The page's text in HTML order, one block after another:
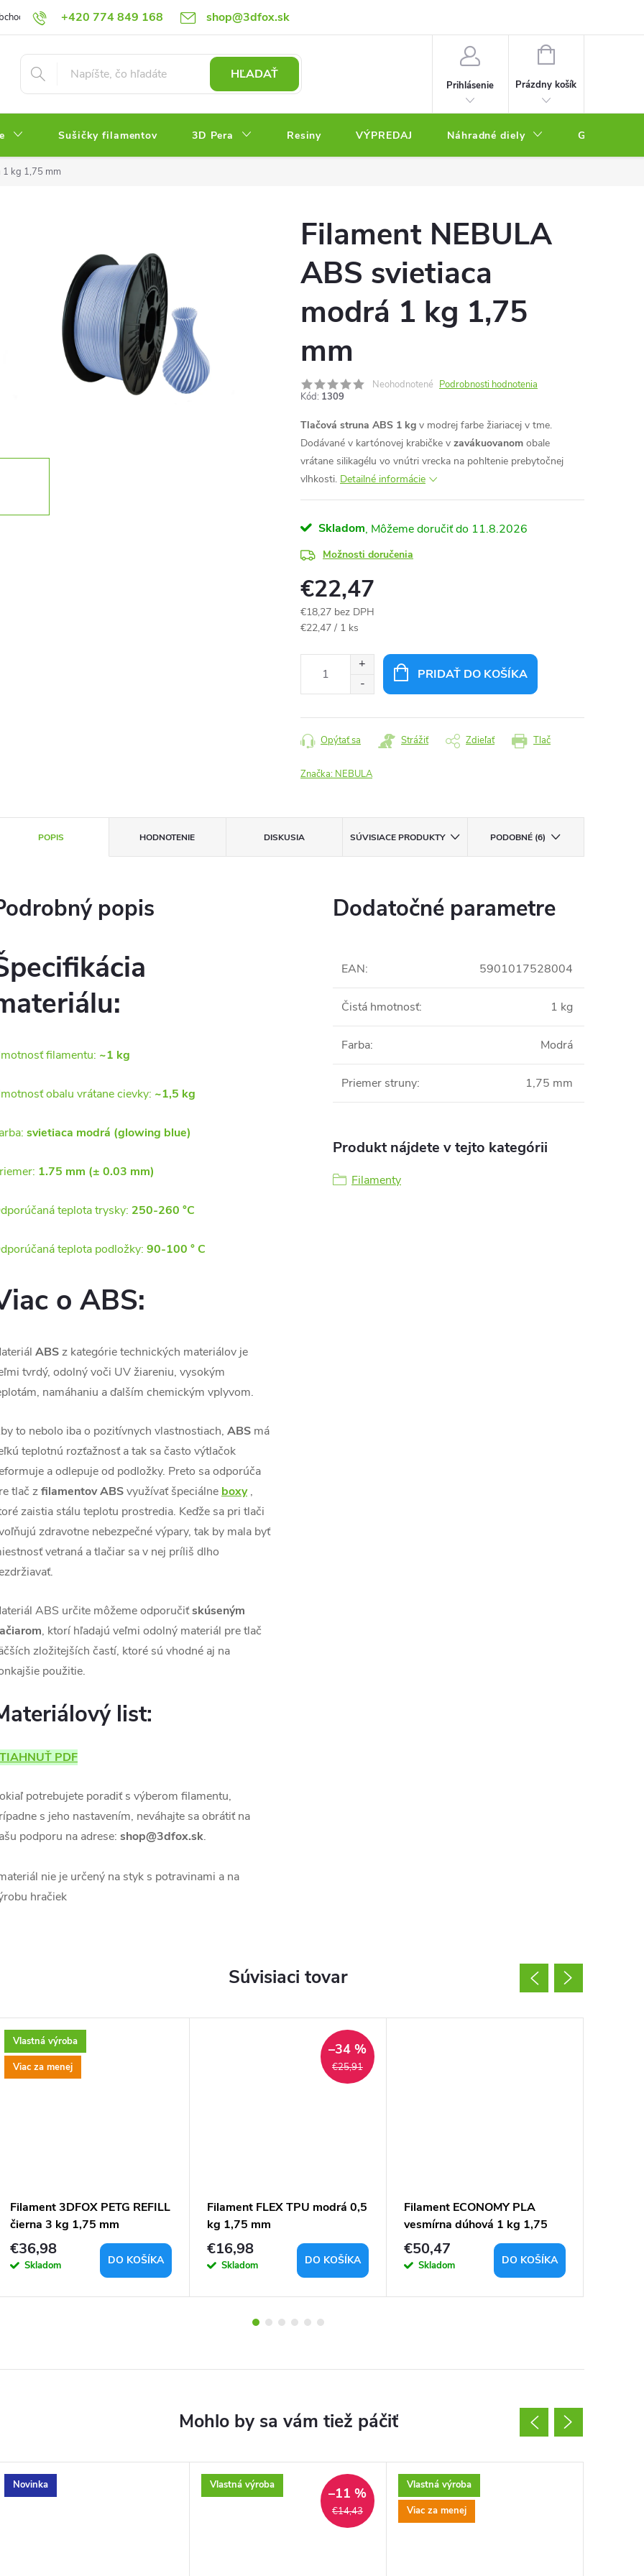
+420 774 849 168 shop@3dfox.sk
podmienky Podmienky ochrany osobných údajov
HĽADAŤ
Prihlásenie
NÁKUPNÝ
Prázdny košík
Sušičky filamentov 3D Pera Resiny VÝPREDAJ Náhradné diely
1 kg 1,75 mm
Filament NEBULA
ABS svietiaca
modrá 1 kg 1,75
mm
Neohodnotené Podrobnosti hodnotenia
Kód: 1309
Tlačová struna ABS 1 kg v modrej farbe žiariacej v tme.
Dodávané v kartónovej krabičke v zavákuovanom obale
vrátane silikagélu vo vnútri vrecka na pohltenie prebytočnej
vlhkosti. Detailné informácie
Skladom 11.8.2026
Možnosti doručenia
€22,47
€18,27 bez DPH
Jednotková
€22,47 / 1 ks
PRIDAŤ DO KOŠÍKA
Tlač
Opýtať sa Strážiť Zdieľať
Značka: NEBULA
POPIS HODNOTENIE DISKUSIA SÚVISIACE PRODUKTY PODOBNÉ (6)
popis
filamentu: ~1 kg
obalu vrátane cievky: ~1,5 kg
svietiaca modrá (glowing blue)
1.75 mm (± 0.03 mm)
teplota trysky: 250-260 °C
teplota podložky: 90-100 ° C
o ABS:
ABSz kategórie technických materiálov je
tvrdý, odolný voči UV žiareniu, vysokým
namáhaniu a ďalším chemickým vplyvom.
to nebolo iba o pozitívnych vlastnostiach, ABS má
teplotnú rozťažnosť a tak sa často výtlačok
a odlepuje od podložky. Preto sa odporúča
tlač zfilamentovABSvyužívať špeciálne boxy,
zaistia stálu teplotu prostredia. Keďže sa pri tlači
zdravotne nebezpečné výpary, tak by mala byť
vetraná a tlačiar sa v nej príliš dlho
ABS určite môžeme odporučiťskúseným
, ktorí hľadajú veľmi odolný materiál pre tlač
zložitejších častí, ktoré sú vhodné aj na
použitie.
list:
PDF
potrebujete poradiť s výberom filamentu,
s jeho nastavením, neváhajte sa obrátiť na
podporu na adrese: shop@3dfox.sk.
nie je určený na styk s potravinami a na
hračiek
Dodatočné parametre
EAN: 5901017528004
Čistá hmotnosť: 1 kg
Farba: Modrá
Priemer struny: 1,75 mm
Produkt nájdete v tejto kategórii
Filamenty
Súvisiaci tovar
Vlastná výroba
Viac za menej
Filament 3DFOX PETG REFILL
čierna 3 kg 1,75 mm
€36,98
Skladom DO KOŠÍKA
€25,91
–34 %
Filament FLEX TPU modrá 0,5
kg 1,75 mm
€16,98
Skladom DO KOŠÍKA
Filament ECONOMY PLA
vesmírna dúhová 1 kg 1,75
mm
€50,47
Skladom DO KOŠÍKA
Novinka Vlastná výroba
€14,43
–11 %
Vlastná výroba
Viac za menej